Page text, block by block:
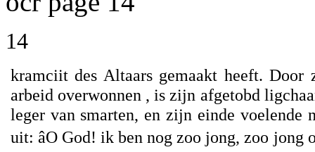
14
kramciit des Altaars gemaakt heeft.
arbeid overwonnen , is zijn afgetobd
leger van smarten, en zijn einde
uit: âO God! ik ben nog zoo jong, zoo